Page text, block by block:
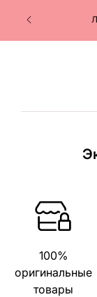
100%
оригинальные
товары